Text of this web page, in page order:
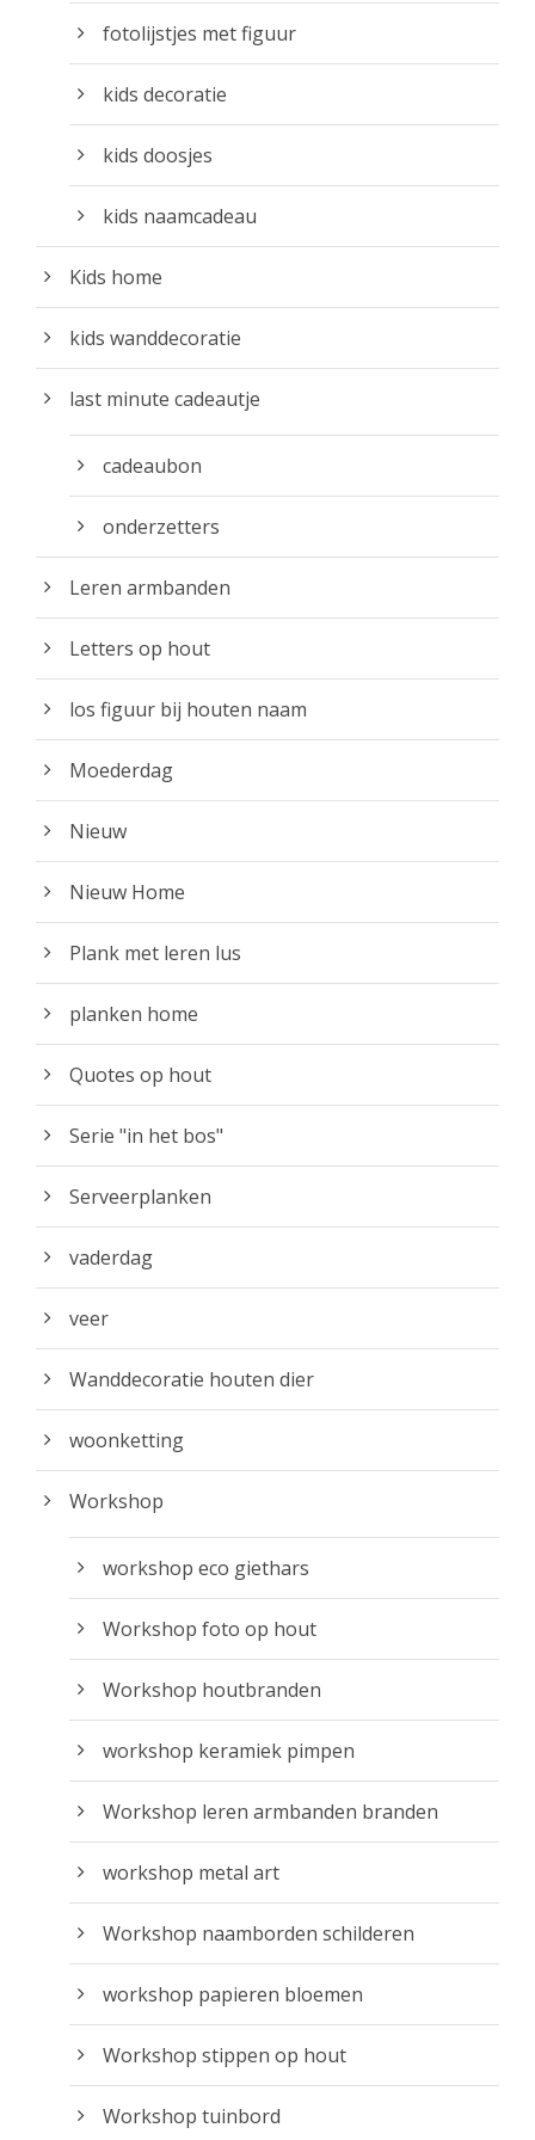
fotolijstjes met figuur
kids decoratie
kids doosjes
kids naamcadeau
Kids home
kids wanddecoratie
last minute cadeautje
cadeaubon
onderzetters
Leren armbanden
Letters op hout
los figuur bij houten naam
Moederdag
Nieuw
Nieuw Home
Plank met leren lus
planken home
Quotes op hout
Serie "in het bos"
Serveerplanken
vaderdag
veer
Wanddecoratie houten dier
woonketting
Workshop
workshop eco giethars
Workshop foto op hout
Workshop houtbranden
workshop keramiek pimpen
Workshop leren armbanden branden
workshop metal art
Workshop naamborden schilderen
workshop papieren bloemen
Workshop stippen op hout
Workshop tuinbord